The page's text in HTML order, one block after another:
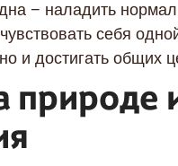
− наладить
себя
и достигать общих